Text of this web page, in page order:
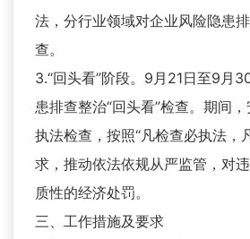
法，分行业领域对企业风险隐患
查。
3.“回头看”阶段。9月21日至9月
患排查整治“回头看”检查。期间
执法检查，按照“凡检查必执法，
求，推动依法依规从严监管，对
质性的经济处罚。
三、工作措施及要求